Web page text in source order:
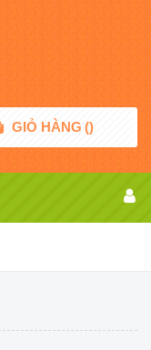
GIỎ HÀNG ()